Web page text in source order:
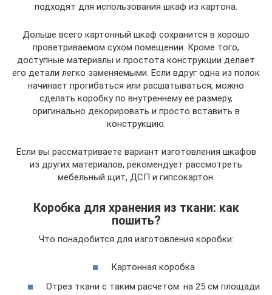
подходят для использования шкаф из картона.
Дольше всего картонный шкаф сохранится в хорошо
проветриваемом сухом помещении. Кроме того,
доступные материалы и простота конструкции делает
его детали легко заменяемыми. Если вдруг одна из полок
начинает прогибаться или расшатываться, можно
сделать коробку по внутреннему её размеру,
оригинально декорировать и просто вставить в
конструкцию.
Если вы рассматриваете вариант изготовления шкафов
из других материалов, рекомендует рассмотреть
мебельный щит, ДСП и гипсокартон.
Коробка для хранения из ткани: как
пошить?
Что понадобится для изготовления коробки:
Картонная коробка
Отрез ткани с таким расчетом: на 25 см площади